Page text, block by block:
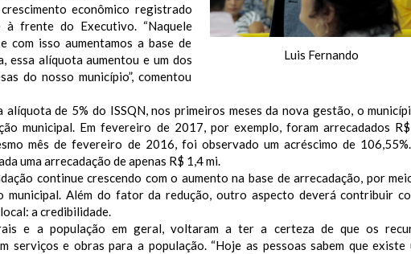
Luis Fernando
econômico registrado
frente do Executivo. “Naquele
com isso aumentamos a base de
essa alíquota aumentou e um dos
do nosso município”, comentou
alíquota de 5% do ISSQN, nos primeiros meses da nova gestão, o
municipal. Em fevereiro de 2017, por exemplo, foram arrecadados
mês de fevereiro de 2016, foi observado um acréscimo de
uma arrecadação de apenas R$ 1,4 mi.
continue crescendo com o aumento na base de arrecadação, por
municipal. Além do fator da redução, outro aspecto deverá contribuir
a credibilidade.
e a população em geral, voltaram a ter a certeza de que os
serviços e obras para a população. “Hoje as pessoas sabem que existe